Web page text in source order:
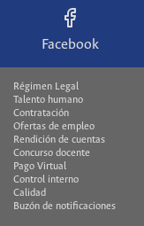
Facebook
Régimen Legal
Talento humano
Contratación
Ofertas de empleo
Rendición de cuentas
Concurso docente
Pago Virtual
Control interno
Calidad
Buzón de notificaciones